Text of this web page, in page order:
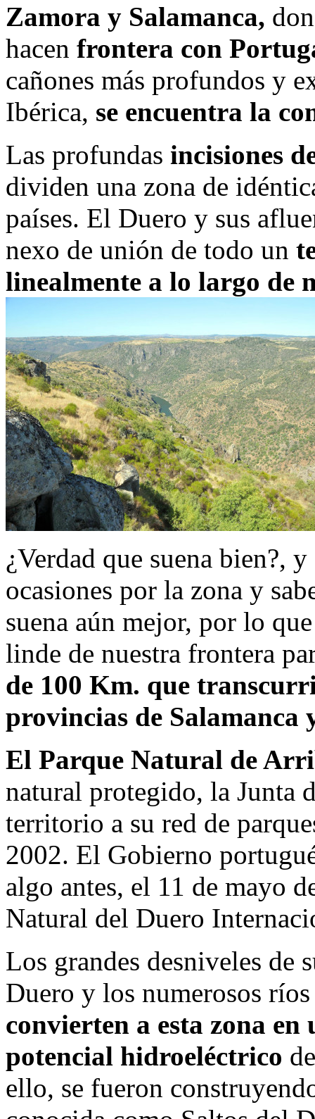
Zamora y Salamanca,
hacen frontera con
cañones más profundos y
Ibérica, se encuentra la
Las profundas incisiones
dividen una zona de
países. El Duero y sus
nexo de unión de todo un
linealmente a lo largo de
¿Verdad que suena bien?,
ocasiones por la zona y
suena aún mejor, por lo
linde de nuestra frontera
de 100 Km. que
provincias de Salamanca
El Parque Natural de
natural protegido, la Junta
territorio a su red de
2002. El Gobierno
algo antes, el 11 de mayo
Natural del Duero
Los grandes desniveles de
Duero y los numerosos
convierten a esta zona
potencial hidroeléctrico
ello, se fueron